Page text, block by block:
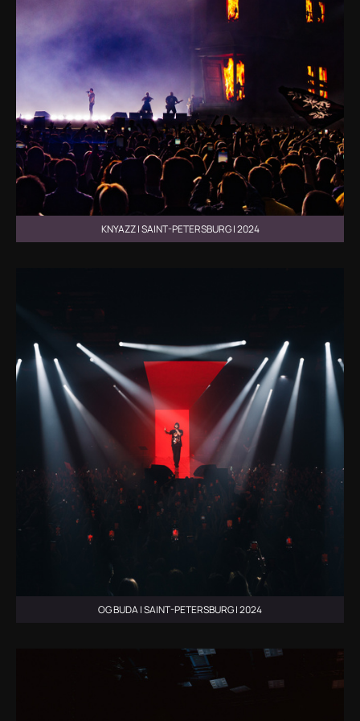
KNYAZZ | SAINT-PETERSBURG | 2024
OG BUDA | SAINT-PETERSBURG | 2024